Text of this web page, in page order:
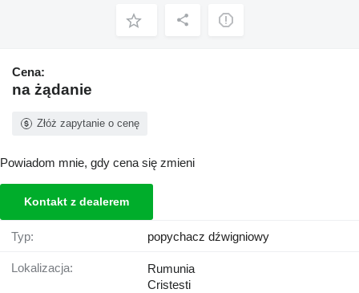
Cena:
na żądanie
Złóż zapytanie o cenę
Powiadom mnie, gdy cena się zmieni
Kontakt z dealerem
Typ: popychacz dźwigniowy
Lokalizacja:
Rumunia
Cristesti